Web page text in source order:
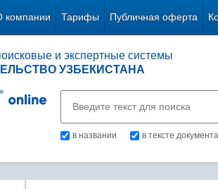
компании Тарифы Публичная оферта
и экспертные системы
УЗБЕКИСТАНА
в названии в тексте документа